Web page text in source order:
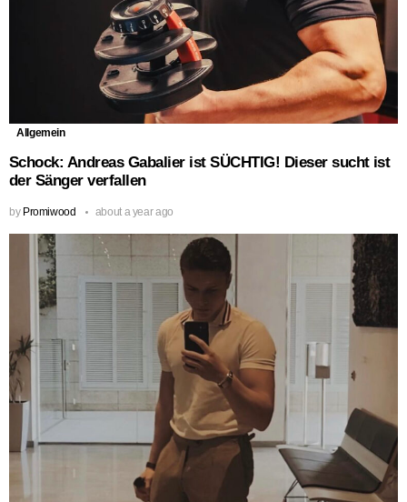
Allgemein
Schock: Andreas Gabalier ist SÜCHTIG! Dieser sucht ist
der Sänger verfallen
by Promiwood about a year ago